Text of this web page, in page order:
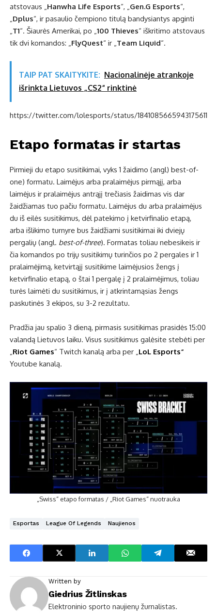
atstovaus „Hanwha Life Esports“, „Gen.G Esports“,
„Dplus“, ir pasaulio čempiono titulą bandysiantys apginti
„T1“. Šiaurės Amerikai, po „100 Thieves“ iškritimo atstovaus
tik dvi komandos: „FlyQuest“ ir „Team Liquid“.
TAIP PAT SKAITYKITE: Nacionalinėje atrankoje
išrinkta Lietuvos „CS2“ rinktinė
https://twitter.com/lolesports/status/1841085665943175611
Etapo formatas ir startas
Pirmieji du etapo susitikimai, vyks 1 žaidimo (angl) best-of-
one) formatu. Laimėjus arba pralaimėjus pirmąjį, arba
laimėjus ir pralaimėjus antrąjį trečiasis žaidimas vis dar
žaidžiamas tuo pačiu formatu. Laimėjus du arba pralaimėjus
du iš eilės susitikimus, dėl patekimo į ketvirfinalio etapą,
arba išlikimo turnyre bus žaidžiami susitikimai iki dviejų
pergalių (angl. best-of-three). Formatas toliau nebesikeis ir
čia komandos po trijų susitikimų turinčios po 2 pergales ir 1
pralaimėjimą, ketvirtąjį susitikime laimėjusios žengs į
ketvirfinalio etapą, o štai 1 pergalę į 2 pralaimėjimus, toliau
turės laimėti du susitikimus, ir į atkrintamąsias žengs
paskutinės 3 ekipos, su 3-2 rezultatu.
Pradžia jau spalio 3 dieną, pirmasis susitikimas prasidės 15:00
valandą Lietuvos laiku. Visus susitikimus galėsite stebėti per
„Riot Games“ Twitch kanalą arba per „LoL Esports“
Youtube kanalą.
„Swiss“ etapo formatas / „Riot Games“ nuotrauka
Esportas League Of Legends Naujienos
Written by
Giedrius Žitlinskas
Elektroninio sporto naujienų žurnalistas.